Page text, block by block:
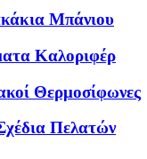
Μπάνιου
Καλοριφέρ
Θερμοσίφωνες
Πελατών